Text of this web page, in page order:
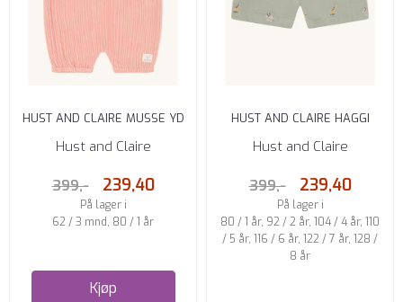
HUST AND CLAIRE MUSSE YD
BUKSEDRESS APRIKOS
Hust and Claire
399,- 239,40
På lager i
62 / 3 mnd, 80 / 1 år
Kjøp
HUST AND CLAIRE HAGGI
SHORTS MED DYR ICEBERG
Hust and Claire
399,- 239,40
På lager i
80 / 1 år, 92 / 2 år, 104 / 4 år, 110
/ 5 år, 116 / 6 år, 122 / 7 år, 128 /
8 år